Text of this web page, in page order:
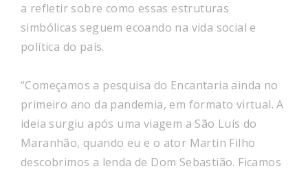
a refletir sobre como essas estruturas
simbólicas seguem ecoando na vida social e
política do país.
“Começamos a pesquisa do Encantaria ainda no
primeiro ano da pandemia, em formato virtual. A
ideia surgiu após uma viagem a São Luís do
Maranhão, quando eu e o ator Martin Filho
descobrimos a lenda de Dom Sebastião. Ficamos